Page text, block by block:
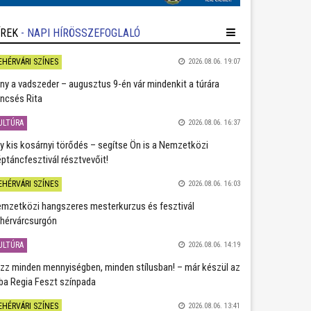
- NAPI HÍRÖSSZEFOGLALÓ
SZÍNES 2026.08.06. 19:07
a vadszeder – augusztus 9-én vár mindenkit a túrára
Rita
2026.08.06. 16:37
kis kosárnyi törődés – segítse Ön is a Nemzetközi
résztvevőit!
SZÍNES 2026.08.06. 16:03
hangszeres mesterkurzus és fesztivál
2026.08.06. 14:19
minden mennyiségben, minden stílusban! – már készül az
Regia Feszt színpada
SZÍNES 2026.08.06. 13:41